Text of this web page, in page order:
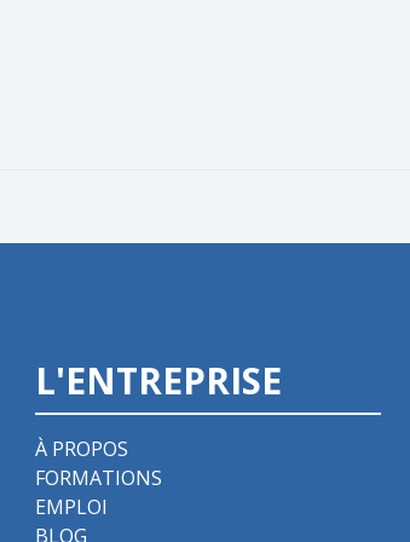
L'ENTREPRISE
À PROPOS
FORMATIONS
EMPLOI
BLOG